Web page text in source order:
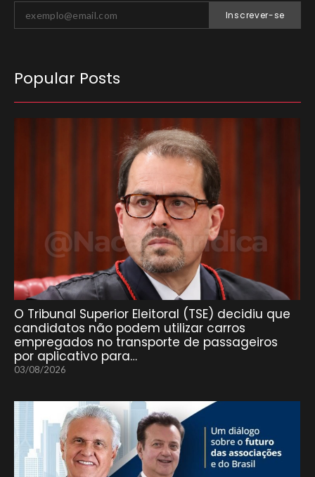
Inscrever-se
Popular Posts
O Tribunal Superior Eleitoral (TSE) decidiu que
candidatos não podem utilizar carros
empregados no transporte de passageiros
por aplicativo para…
03/08/2026